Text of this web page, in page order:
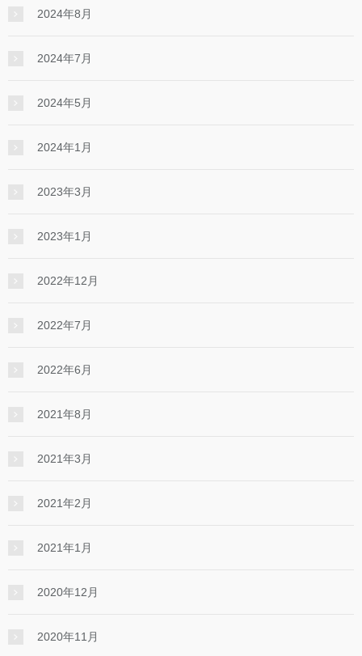
2024年8月
2024年7月
2024年5月
2024年1月
2023年3月
2023年1月
2022年12月
2022年7月
2022年6月
2021年8月
2021年3月
2021年2月
2021年1月
2020年12月
2020年11月